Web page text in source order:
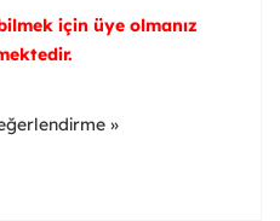
için üye olmanız
»